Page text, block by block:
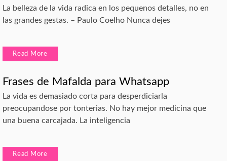
La belleza de la vida radica en los pequenos detalles, no en
las grandes gestas. – Paulo Coelho Nunca dejes
Read More
Frases de Mafalda para Whatsapp
La vida es demasiado corta para desperdiciarla
preocupandose por tonterias. No hay mejor medicina que
una buena carcajada. La inteligencia
Read More